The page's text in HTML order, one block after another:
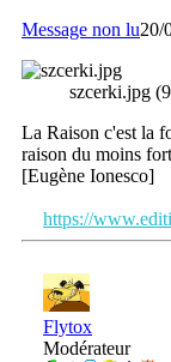
Message non lu20/
szcerki.jpg
La Raison c'est la
raison du moins
[Eugène Ionesco]
https://
Flytox
Modérateur